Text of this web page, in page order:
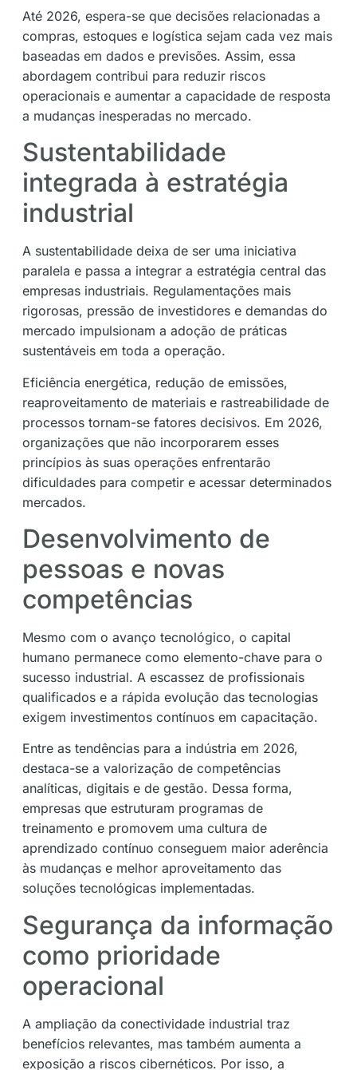
Até 2026, espera-se que decisões relacionadas a
compras, estoques e logística sejam cada vez mais
baseadas em dados e previsões. Assim, essa
abordagem contribui para reduzir riscos
operacionais e aumentar a capacidade de resposta
a mudanças inesperadas no mercado.
Sustentabilidade
integrada à estratégia
industrial
A sustentabilidade deixa de ser uma iniciativa
paralela e passa a integrar a estratégia central das
empresas industriais. Regulamentações mais
rigorosas, pressão de investidores e demandas do
mercado impulsionam a adoção de práticas
sustentáveis em toda a operação.
Eficiência energética, redução de emissões,
reaproveitamento de materiais e rastreabilidade de
processos tornam-se fatores decisivos. Em 2026,
organizações que não incorporarem esses
princípios às suas operações enfrentarão
dificuldades para competir e acessar determinados
mercados.
Desenvolvimento de
pessoas e novas
competências
Mesmo com o avanço tecnológico, o capital
humano permanece como elemento-chave para o
sucesso industrial. A escassez de profissionais
qualificados e a rápida evolução das tecnologias
exigem investimentos contínuos em capacitação.
Entre as tendências para a indústria em 2026,
destaca-se a valorização de competências
analíticas, digitais e de gestão. Dessa forma,
empresas que estruturam programas de
treinamento e promovem uma cultura de
aprendizado contínuo conseguem maior aderência
às mudanças e melhor aproveitamento das
soluções tecnológicas implementadas.
Segurança da informação
como prioridade
operacional
A ampliação da conectividade industrial traz
benefícios relevantes, mas também aumenta a
exposição a riscos cibernéticos. Por isso, a